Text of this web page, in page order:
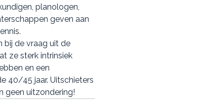
planologen,
geven aan
bij de vraag uit de
ze sterk intrinsiek
en een
40/45 jaar. Uitschieters
geen uitzondering!